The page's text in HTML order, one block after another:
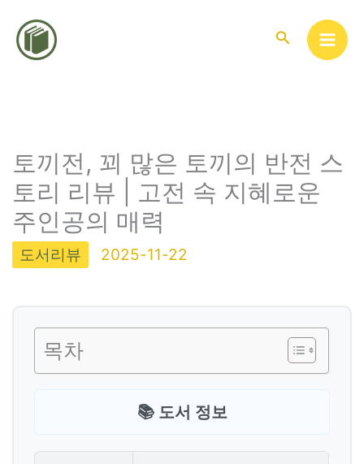
검
토끼전, 꾀 많은 토끼의 반전 스
토리 리뷰 | 고전 속 지혜로운
주인공의 매력
도서리뷰 2025-11-22
목차
📚 도서 정보